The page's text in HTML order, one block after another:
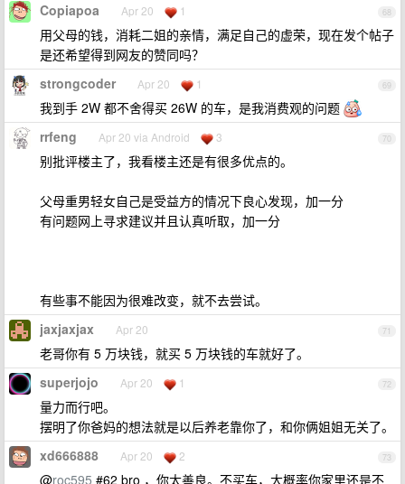
68
Copiapoa Apr 20 1
用父母的钱，消耗二姐的亲情，满足自己的虚荣，现在发个帖子
是还希望得到网友的赞同吗？
69
strongcoder Apr 20 1
我到手 2W 都不舍得买 26W 的车，是我消费观的问题
70
rrfeng Apr 20 via Android 3
别批评楼主了，我看楼主还是有很多优点的。
父母重男轻女自己是受益方的情况下良心发现，加一分
有问题网上寻求建议并且认真听取，加一分
有些事不能因为很难改变，就不去尝试。
71
jaxjaxjax Apr 20
老哥你有 5 万块钱，就买 5 万块钱的车就好了。
72
superjojo Apr 20 1
量力而行吧。
摆明了你爸妈的想法就是以后养老靠你了，和你俩姐姐无关了。
73
xd666888 Apr 20 2
@roc595 #62 bro ，你太善良。不买车，大概率你家里还是不